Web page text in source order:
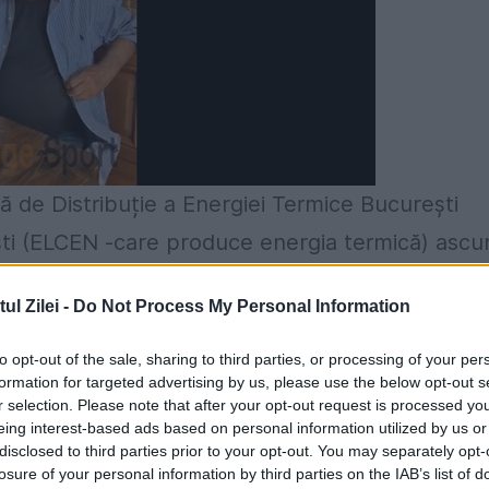
Zilei - Do Not Process My Personal Information
opt-out of the sale, sharing to third parties, or processing of your
for targeted advertising by us, please use the below opt-out
selection. Please note that after your opt-out request is processed
interest-based ads based on personal information utilized by us
to third parties prior to your opt-out. You may separately
of your personal information by third parties on the IAB’s list of
de Distribuție a Energiei Termice București
(ELCEN -care produce energia termică)
de mii de familii din Capitală riscă să înghețe
2, 3 și 4 stau deja fără apa caldă și în
din umeri, dau vina pe alții și susțin că nu
în case pentru că Distrigaz a oprit gazele,
nu a plătit facturile. Deși au dat asigurări, ieri,
că trebuie să lase robinetele deschise cel